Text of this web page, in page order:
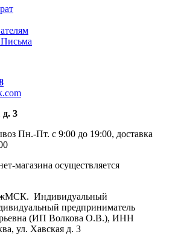
3
Пн.-Пт. с 9:00 до 19:00, доставка
магазина осуществляется
Индивидуальный
предприниматель
(ИП Волкова О.В.), ИНН
ул. Хавская д. 3